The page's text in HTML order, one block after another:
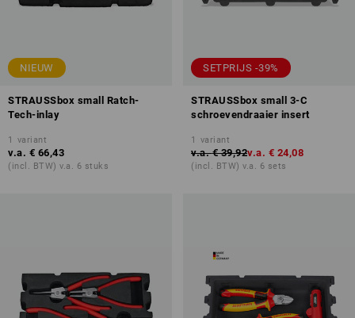
NIEUW
STRAUSSbox small Ratch-
Tech-inlay
1 variant
v.a. € 66,43
(incl. BTW) v.a. 6 stuks
SETPRIJS -39%
STRAUSSbox small 3-C
schroevendraaier insert
1 variant
v.a. € 39,92v.a. € 24,08
(incl. BTW) v.a. 6 sets